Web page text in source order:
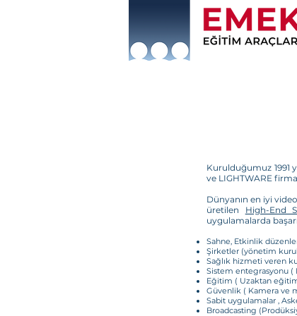
Kurulduğumuz 1991
ve LIGHTWARE
Dünyanın en iyi
üretilen High-End
uygulamalarda
Sahne, Etkinlik
Şirketler (yönetim
Sağlık hizmeti veren
Sistem entegrasyonu (
Eğitim ( Uzaktan
Güvenlik ( Kamera ve
Sabit uygulamalar ,
Broadcasting